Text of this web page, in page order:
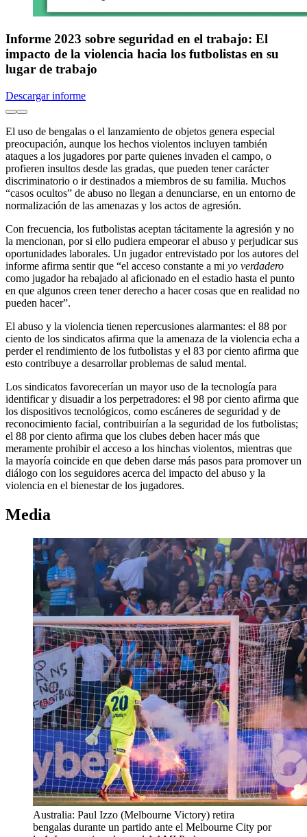
Informe 2023 sobre seguridad en el trabajo: El
impacto de la violencia hacia los futbolistas en su
lugar de trabajo
Descargar informe
El uso de bengalas o el lanzamiento de objetos genera especial
preocupación, aunque los hechos violentos incluyen también
ataques a los jugadores por parte quienes invaden el campo, o
profieren insultos desde las gradas, que pueden tener carácter
discriminatorio o ir destinados a miembros de su familia. Muchos
“casos ocultos” de abuso no llegan a denunciarse, en un entorno de
normalización de las amenazas y los actos de agresión.
Con frecuencia, los futbolistas aceptan tácitamente la agresión y no
la mencionan, por si ello pudiera empeorar el abuso y perjudicar sus
oportunidades laborales. Un jugador entrevistado por los autores del
informe afirma sentir que “el acceso constante a mi yo verdadero
como jugador ha rebajado al aficionado en el estadio hasta el punto
en que algunos creen tener derecho a hacer cosas que en realidad no
pueden hacer”.
El abuso y la violencia tienen repercusiones alarmantes: el 88 por
ciento de los sindicatos afirma que la amenaza de la violencia echa a
perder el rendimiento de los futbolistas y el 83 por ciento afirma que
esto contribuye a desarrollar problemas de salud mental.
Los sindicatos favorecerían un mayor uso de la tecnología para
identificar y disuadir a los perpetradores: el 98 por ciento afirma que
los dispositivos tecnológicos, como escáneres de seguridad y de
reconocimiento facial, contribuirían a la seguridad de los futbolistas;
el 88 por ciento afirma que los clubes deben hacer más que
meramente prohibir el acceso a los hinchas violentos, mientras que
la mayoría coincide en que deben darse más pasos para promover un
diálogo con los seguidores acerca del impacto del abuso y la
violencia en el bienestar de los jugadores.
Media
Australia: Paul Izzo (Melbourne Victory) retira
bengalas durante un partido ante el Melbourne City por